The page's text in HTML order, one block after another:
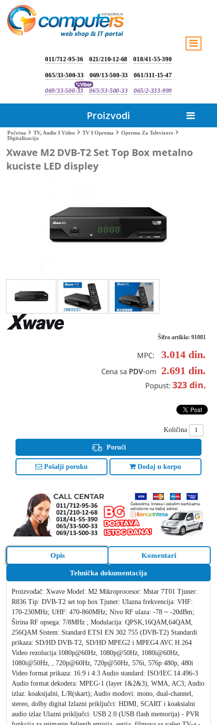
011/712-95-36 021/210-12-68 018/41-55-390
065/33-500-33 069/13-500-33 061/311-15-47
069/33-500-33 065/33-500-33 065/2-333-999
Proizvodi
Početna TV, Audio I Video TV I Oprema
Oprema Za Televizore
Digitalizacija
Xwave M2 DVB-T2 Set Top Box metalno
kuciste LED displey
Šifra artikla: 91081
MPC: 3.014 din.
Cena sa PDV-om 2.691 din.
Popust: 323 din.
Količina
Poruči
Pošalji poruku Dodaj u korpu
Opis
Tehnička dokumentacija
Komentari
Proizvođač: Xwave Model: M2 Mikroprocesor: Mstar 7T01 Tjuner:
R836 Tip: DVB-T2 set top box Tjuner: Ulazna frekvencija: VHF:
170-230MHz; UHF: 470-860MHz; Nivo RF ulaza: -78 ~ -20dBm;
Širina RF opsega: 7/8MHz ; Modulacija: QPSK,16QAM,64QAM,
256QAM Sistem: Standard ETSI EN 302 755 (DVB-T2) Standardi
prikaza: SD/HD DVB-T2, SD/HD MPEG2 i MPEG4 AVC H.264
Video rezolucija:1080p@60Hz, 1080p@50Hz, 1080i@60Hz,
1080i@50Hz, , 720p@60Hz, 720p@50Hz, 576i, 576p 480p, 480i
Video format prikaza: 16:9 i 4:3 Audio standard: ISO/IEC 14.496-3
Audio format dekodera: MPEG-1 (layer 1&2&3), WMA, AC3; Audio
izlaz: koaksijalni, L/R(skart); Audio modovi: mono, dual-channel,
stereo, dolby digital Izlazni priključci: HDMI, SCART i koaksialni
audio izlaz Ulazni priključci: USB 2.0 (USB flash memorija) - PVR